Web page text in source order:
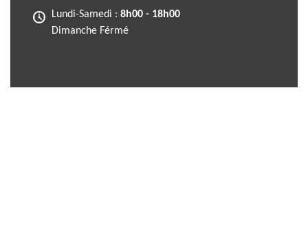
Lundi-Samedi : 8h00 - 18h00
Dimanche Férmé